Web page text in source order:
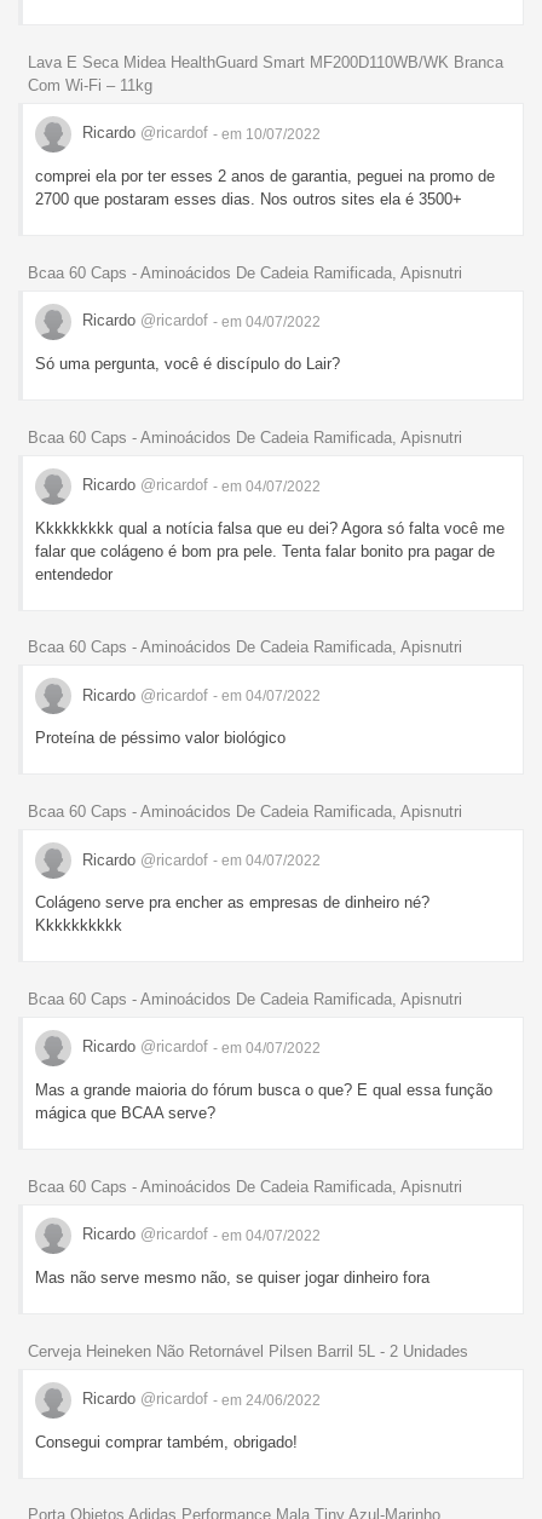
Lava E Seca Midea HealthGuard Smart MF200D110WB/WK Branca
Com Wi-Fi – 11kg
Ricardo @ricardof - em 10/07/2022
comprei ela por ter esses 2 anos de garantia, peguei na promo de
2700 que postaram esses dias. Nos outros sites ela é 3500+
Bcaa 60 Caps - Aminoácidos De Cadeia Ramificada, Apisnutri
Ricardo @ricardof - em 04/07/2022
Só uma pergunta, você é discípulo do Lair?
Bcaa 60 Caps - Aminoácidos De Cadeia Ramificada, Apisnutri
Ricardo @ricardof - em 04/07/2022
Kkkkkkkkk qual a notícia falsa que eu dei? Agora só falta você me
falar que colágeno é bom pra pele. Tenta falar bonito pra pagar de
entendedor
Bcaa 60 Caps - Aminoácidos De Cadeia Ramificada, Apisnutri
Ricardo @ricardof - em 04/07/2022
Proteína de péssimo valor biológico
Bcaa 60 Caps - Aminoácidos De Cadeia Ramificada, Apisnutri
Ricardo @ricardof - em 04/07/2022
Colágeno serve pra encher as empresas de dinheiro né?
Kkkkkkkkkk
Bcaa 60 Caps - Aminoácidos De Cadeia Ramificada, Apisnutri
Ricardo @ricardof - em 04/07/2022
Mas a grande maioria do fórum busca o que? E qual essa função
mágica que BCAA serve?
Bcaa 60 Caps - Aminoácidos De Cadeia Ramificada, Apisnutri
Ricardo @ricardof - em 04/07/2022
Mas não serve mesmo não, se quiser jogar dinheiro fora
Cerveja Heineken Não Retornável Pilsen Barril 5L - 2 Unidades
Ricardo @ricardof - em 24/06/2022
Consegui comprar também, obrigado!
Porta Objetos Adidas Performance Mala Tiny Azul-Marinho